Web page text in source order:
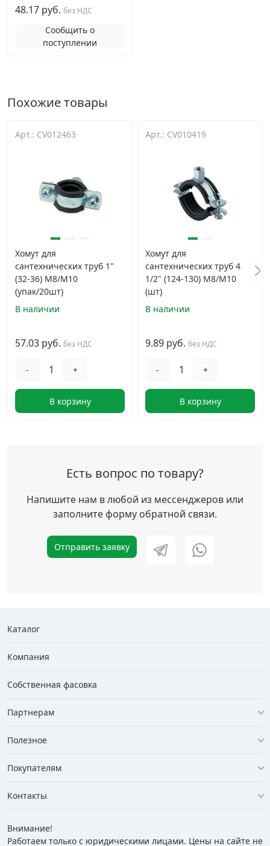
48.17 руб. без НДС
Сообщить о
поступлении
Похожие товары
Арт.: CV012463
Хомут для
сантехнических труб 1"
(32-36) M8/M10
(упак/20шт)
В наличии
57.03 руб. без НДС
- +
В корзину
Арт.: CV010419
Хомут для
сантехнических труб 4
1/2" (124-130) M8/M10
(шт)
В наличии
9.89 руб. без НДС
- +
В корзину
Есть вопрос по товару?
Напишите нам в любой из мессенджеров или
заполните форму обратной связи.
Отправить заявку
Каталог
Компания
Собственная фасовка
Партнерам
Полезное
Покупателям
Контакты
Внимание!
Работаем только с юридическими лицами. Цены на сайте не